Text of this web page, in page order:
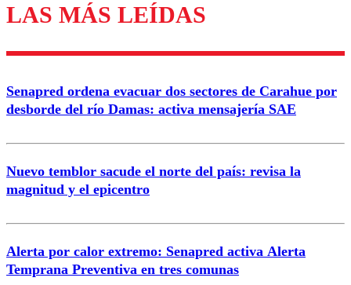
Los comentarios son moderados para garantizar un
diálogo respetuoso.
Correo
LAS MÁS LEÍDAS
Senapred ordena evacuar dos sectores de Carahue por
desborde del río Damas: activa mensajería SAE
Nuevo temblor sacude el norte del país: revisa la
magnitud y el epicentro
Alerta por calor extremo: Senapred activa Alerta
Temprana Preventiva en tres comunas